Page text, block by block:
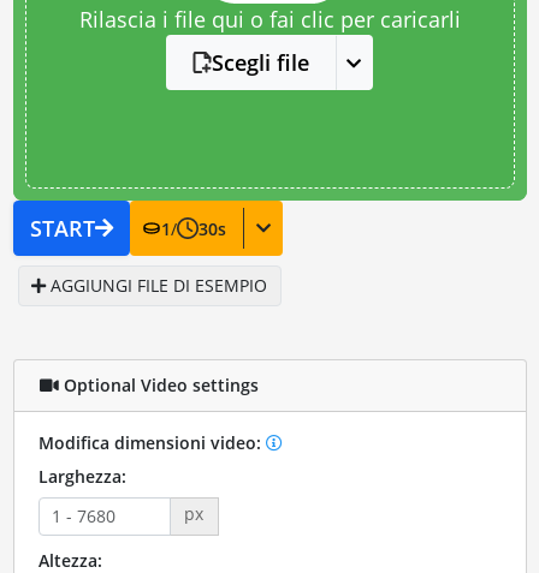
Rilascia i file qui o fai clic per caricarli
Scegli file
START 1/ 30s
AGGIUNGI FILE DI ESEMPIO
Optional Video settings
Modifica dimensioni video:
Larghezza:
px
Altezza: